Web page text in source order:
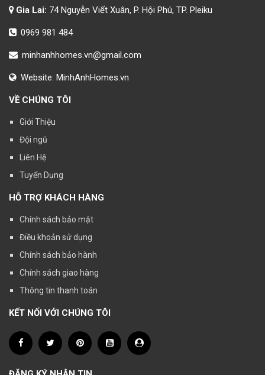
Gia Lai: 74 Nguyễn Viết Xuân, P. Hội Phú, TP. Pleiku
0969 981 484
minhanhhomes.vn@gmail.com
Website: MinhAnhHomes.vn
VỀ CHÚNG TÔI
Giới Thiệu
Đội ngũ
Liên Hệ
Tuyển Dụng
HỖ TRỢ KHÁCH HÀNG
Chính sách bảo mật
Điều khoản sử dụng
Chính sách bảo hành
Chính sách giao hàng
Thông tin thanh toán
KẾT NỐI VỚI CHÚNG TÔI